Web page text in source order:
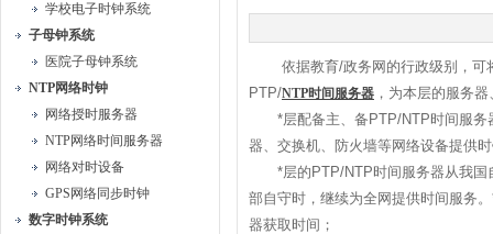
学校电子时钟系统
子母钟系统
医院子母钟系统
NTP网络时钟
网络授时服务器
NTP网络时间服务器
网络对时设备
GPS网络同步时钟
数字时钟系统
依据教育/政务网的行政级别，可将
PTP/NTP时间服务器 ，为本层的服务
*层配备主、备PTP/NTP时间服务
器、交换机、防火墙等网络设备提供
*层的PTP/NTP时间服务器从我国
部自守时，继续为全网提供时间服务
器获取时间；